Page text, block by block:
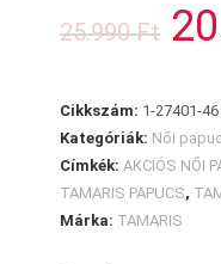
mennyiség
25.990Ft
Original
price
was:
Cikkszám: 1-27401-
Kategóriák: Női
Címkék:AKCIÓS NŐI
TAMARIS PAPUCS,
Márka: TAMARIS